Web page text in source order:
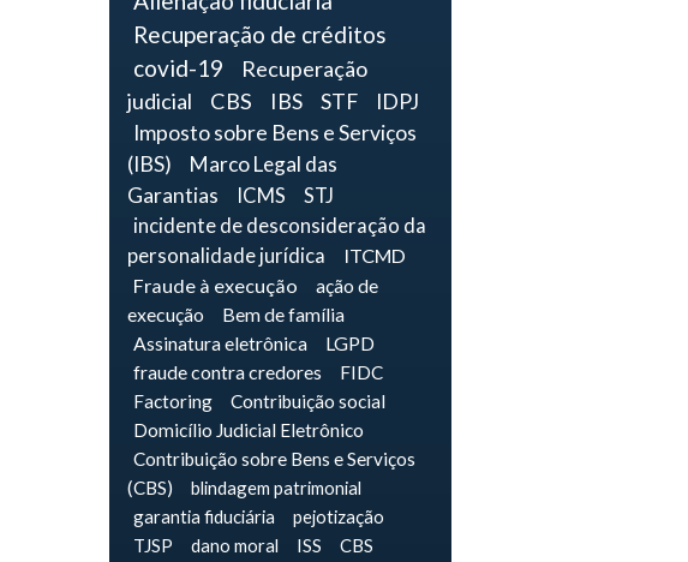
Recuperação de créditos
covid-19
Recuperação
judicial
CBS IBS STF
IDPJ
Imposto sobre Bens e Serviços
(IBS)
Marco Legal das
Garantias
ICMS
STJ
incidente de desconsideração da
personalidade jurídica
ITCMD
Fraude à execução
ação de
execução
Bem de família
Assinatura eletrônica
LGPD
fraude contra credores
FIDC
Factoring
Contribuição social
Domicílio Judicial Eletrônico
Contribuição sobre Bens e Serviços
(CBS)
blindagem patrimonial
garantia fiduciária
pejotização
TJSP
dano moral ISS
CBS